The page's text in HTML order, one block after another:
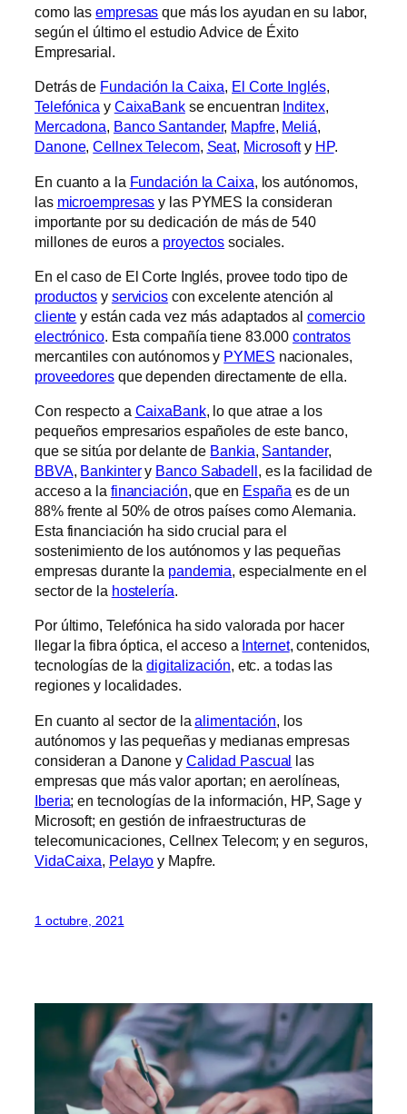
como lasempresas que más los ayudan en su labor,
según el último el estudio Advice de Éxito
Empresarial.
Detrás de Fundación la Caixa, El Corte Inglés,
Telefónica y CaixaBankse encuentran Inditex,
Mercadona, Banco Santander, Mapfre, Meliá,
Danone,Cellnex Telecom, Seat, Microsofty HP.
En cuanto a la Fundación la Caixa, los autónomos,
las microempresas y las PYMES la consideran
importante por su dedicación de más de 540
millones de euros a proyectos sociales.
En el caso de El Corte Inglés, provee todo tipo de
productos y servicioscon excelente atención al
cliente y están cada vez más adaptados al comercio
electrónico. Esta compañía tiene 83.000contratos
mercantiles con autónomos y PYMES nacionales,
proveedoresque dependen directamente de ella.
Con respecto a CaixaBank, lo que atrae a los
pequeños empresarios españoles de este banco,
que se sitúa por delante de Bankia, Santander,
BBVA, Bankintery Banco Sabadell, es la facilidad de
acceso a la financiación, que en España es de un
88% frente al 50% de otros países como Alemania.
Esta financiación ha sido crucial para el
sostenimiento de los autónomos y las pequeñas
empresas durante la pandemia, especialmente en el
sector de la hostelería.
Por último, Telefónica ha sido valorada por hacer
llegar la fibra óptica, el acceso a Internet, contenidos,
tecnologías de ladigitalización, etc. a todas las
regiones y localidades.
En cuanto al sector de laalimentación, los
autónomos y las pequeñas y medianas empresas
consideran a Danone y Calidad Pascual las
empresas que más valor aportan; en aerolíneas,
Iberia; en tecnologías de la información, HP, Sage y
Microsoft; en gestión de infraestructuras de
telecomunicaciones, Cellnex Telecom; y en seguros,
VidaCaixa, Pelayo y Mapfre.
1 octubre, 2021